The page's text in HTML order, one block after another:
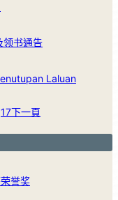
领书通告
Laluan
17下一頁
誉奖